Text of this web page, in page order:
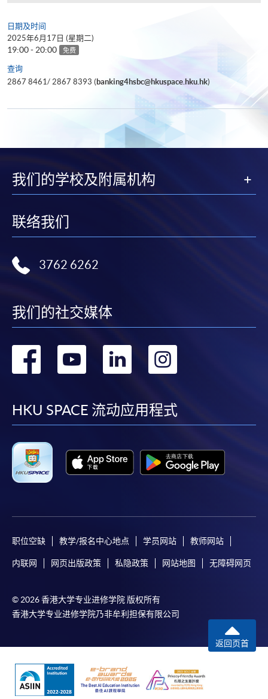
日期及时间
2025年6月17日 (星期二)
19:00 - 20:00 免费
查询
2867 8461/ 2867 8393 (banking4hsbc@hkuspace.hku.hk)
我们的学校及附属机构
联络我们
3762 6262
我们的社交媒体
转
facebook
转
youtube
转
linkedin
转
HKU SPACE 流动应用程式
职位空缺 教学/报名中心地点 学员网站 教师网站
内联网 网页出版政策 私隐政策 网站地图 无障碍网页
© 2026 香港大学专业进修学院 版权所有
香港大学专业进修学院乃非牟利担保有限公司
返回页首